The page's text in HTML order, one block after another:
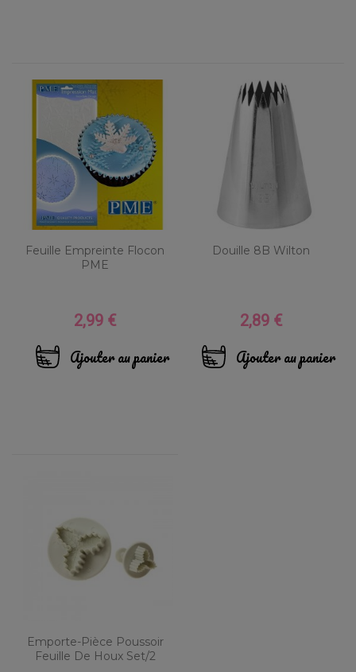
Feuille Empreinte Flocon
PME
Prix
2,99 €
Ajouter au panier
Douille 8B Wilton
Prix
2,89 €
Ajouter au panier
Emporte-Pièce Poussoir
Feuille De Houx Set/2